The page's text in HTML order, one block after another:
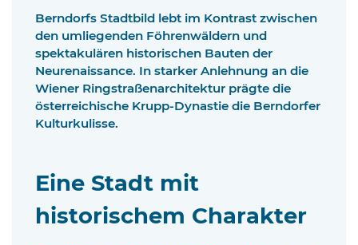
Berndorfs Stadtbild lebt im Kontrast zwischen
den umliegenden Föhrenwäldern und
spektakulären historischen Bauten der
Neurenaissance. In starker Anlehnung an die
Wiener Ringstraßenarchitektur prägte die
österreichische Krupp-Dynastie die Berndorfer
Kulturkulisse.
Eine Stadt mit
historischem Charakter